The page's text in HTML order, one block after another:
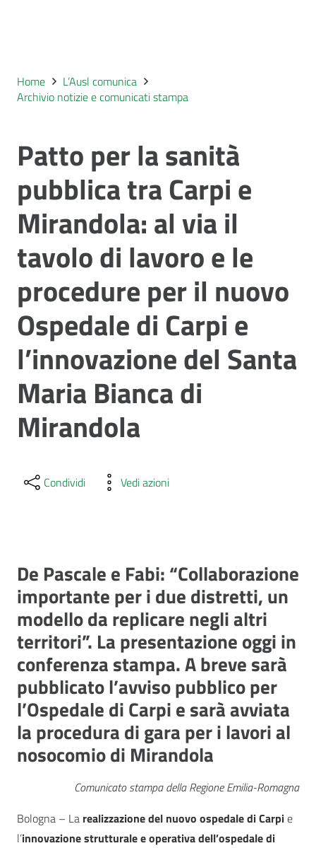
Home
L’Ausl comunica
Archivio notizie e comunicati stampa
Patto per la sanità
pubblica tra Carpi e
Mirandola: al via il
tavolo di lavoro e le
procedure per il nuovo
Ospedale di Carpi e
l’innovazione del Santa
Maria Bianca di
Mirandola
Condividi Vedi azioni
De Pascale e Fabi: “Collaborazione
importante per i due distretti, un
modello da replicare negli altri
territori”. La presentazione oggi in
conferenza stampa. A breve sarà
pubblicato l’avviso pubblico per
l’Ospedale di Carpi e sarà avviata
la procedura di gara per i lavori al
nosocomio di Mirandola
Comunicato stampa della Regione Emilia-Romagna
Bologna – La realizzazione del nuovo ospedale di Carpie
l’innovazione strutturale e operativa dell’ospedale di